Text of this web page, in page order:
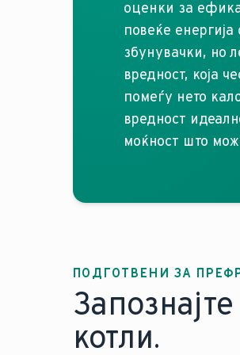
оценки за
повеќе
збунувачки, но
вредност, која
помеѓу нето
вредност
моќност што
ПОДГОТВЕНИ ЗА
котли.